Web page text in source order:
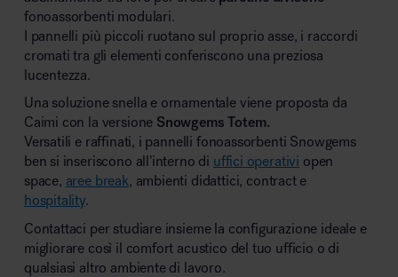
fonoassorbenti modulari.
I pannelli più piccoli ruotano sul proprio asse, i raccordi
cromati tra gli elementi conferiscono una preziosa
lucentezza.
Una soluzione snella e ornamentale viene proposta da
Caimi con la versione Snowgems Totem.
Versatili e raffinati, i pannelli fonoassorbenti Snowgems
ben si inseriscono all’interno di uffici operativi open
space, aree break, ambienti didattici, contract e
hospitality.
Contattaci per studiare insieme la configurazione ideale e
migliorare così il comfort acustico del tuo ufficio o di
qualsiasi altro ambiente di lavoro.